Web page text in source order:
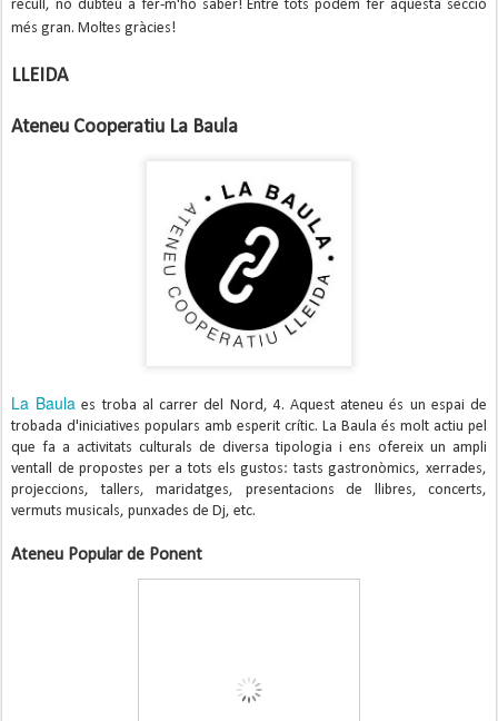
recull, no dubteu a fer-m'ho saber! Entre tots podem fer aquesta secció
més gran. Moltes gràcies!
LLEIDA
Ateneu Cooperatiu La Baula
La Baula es troba al carrer del Nord, 4. Aquest ateneu és un espai de
trobada d'iniciatives populars amb esperit crític. La Baula és molt actiu pel
que fa a activitats culturals de diversa tipologia i ens ofereix un ampli
ventall de propostes per a tots els gustos: tasts gastronòmics, xerrades,
projeccions, tallers, maridatges, presentacions de llibres, concerts,
vermuts musicals, punxades de Dj, etc.
Ateneu Popular de Ponent